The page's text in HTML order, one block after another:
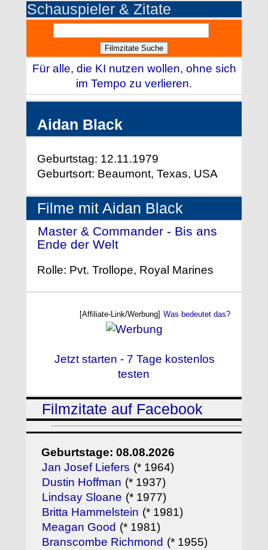
Schauspieler & Zitate
Für alle, die KI nutzen wollen, ohne sich
im Tempo zu verlieren.
Aidan Black
Geburtstag: 12.11.1979
Geburtsort: Beaumont, Texas, USA
Filme mit Aidan Black
Master & Commander - Bis ans
Ende der Welt
Rolle: Pvt. Trollope, Royal Marines
[Affiliate-Link/Werbung] Was bedeutet das?
Jetzt starten - 7 Tage kostenlos
testen
Filmzitate auf Facebook
Geburtstage: 08.08.2026
Jan Josef Liefers (* 1964)
Dustin Hoffman (* 1937)
Lindsay Sloane (* 1977)
Britta Hammelstein (* 1981)
Meagan Good (* 1981)
Branscombe Richmond (* 1955)